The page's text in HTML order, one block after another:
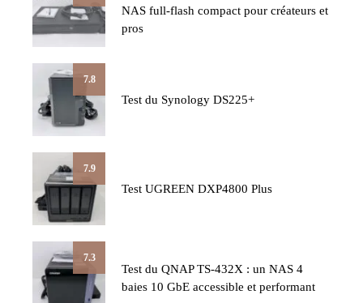
NAS full-flash compact pour créateurs et
pros
7.8
Test du Synology DS225+
7.9
Test UGREEN DXP4800 Plus
7.3
Test du QNAP TS-432X : un NAS 4
baies 10 GbE accessible et performant